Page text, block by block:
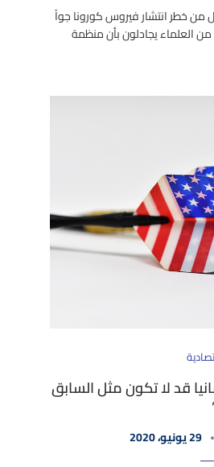
من خطر انتشار فيروس كورونا جواً
العلماء يجادلون بأن منظمة
قد لا تكون مثل السابق
29 يونيو، 2020